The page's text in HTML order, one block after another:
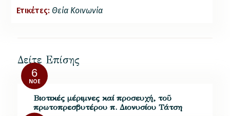
Ετικέτες: Θεία Κοινωνία
Δείτε Επίσης
6
ΝΟΈ
Βιοτικές μέριμνες καί προσευχή, τοῦ
πρωτοπρεσβυτέρου π. Διονυσίου Τάτση